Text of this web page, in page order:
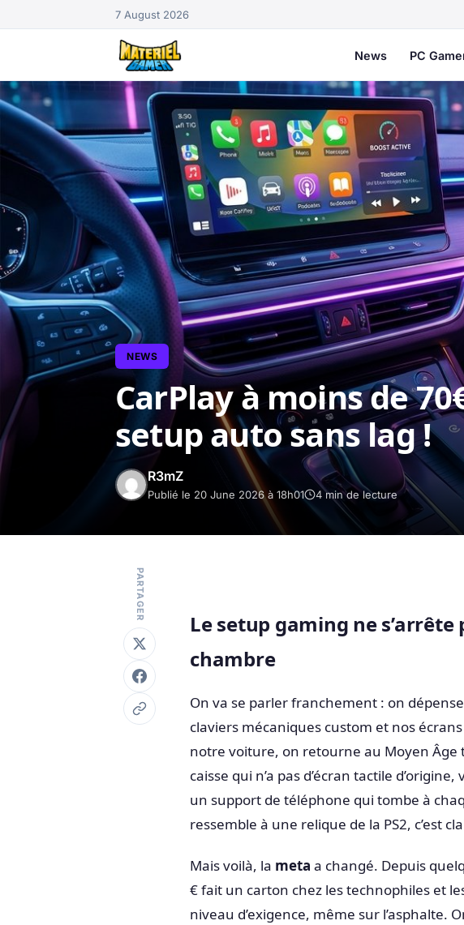
7 August 2026
News PC
NEWS
CarPlay à moins de
setup auto sans lag !
R3mZ
Publié le 20 June 2026 à 18h01 4 min de lecture
PARTAGER
Le setup gaming ne
chambre
On va se parler franchement : on
claviers mécaniques custom et nos
notre voiture, on retourne au Moyen Âge
caisse qui n’a pas d’écran tactile
un support de téléphone qui tombe à
ressemble à une relique de la PS2, c’est
Mais voilà, la meta a changé. Depuis
€ fait un carton chez les technophiles et
niveau d’exigence, même sur l’asphalte.